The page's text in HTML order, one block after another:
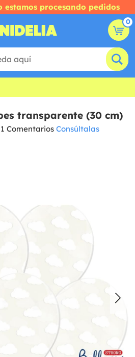
estamos procesando pedidos
0
transparente (30 cm)
1 Comentarios Consúltalas